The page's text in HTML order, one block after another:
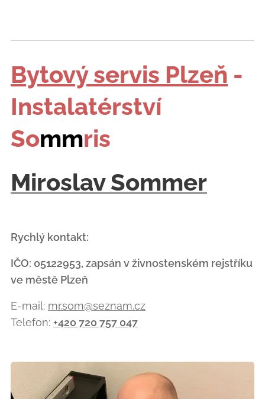
Bytový servis Plzeň -
Instalatérství
Sommris
Miroslav Sommer
Rychlý kontakt:
IČO: 05122953, zapsán v živnostenském rejstříku
ve městě Plzeň
E-mail: mr.som@seznam.cz
Telefon: +420 720 757 047